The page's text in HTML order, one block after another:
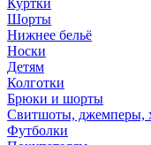
Куртки
Шорты
Нижнее бельё
Носки
Детям
Колготки
Брюки и шорты
Свитшоты, джемперы,
Футболки